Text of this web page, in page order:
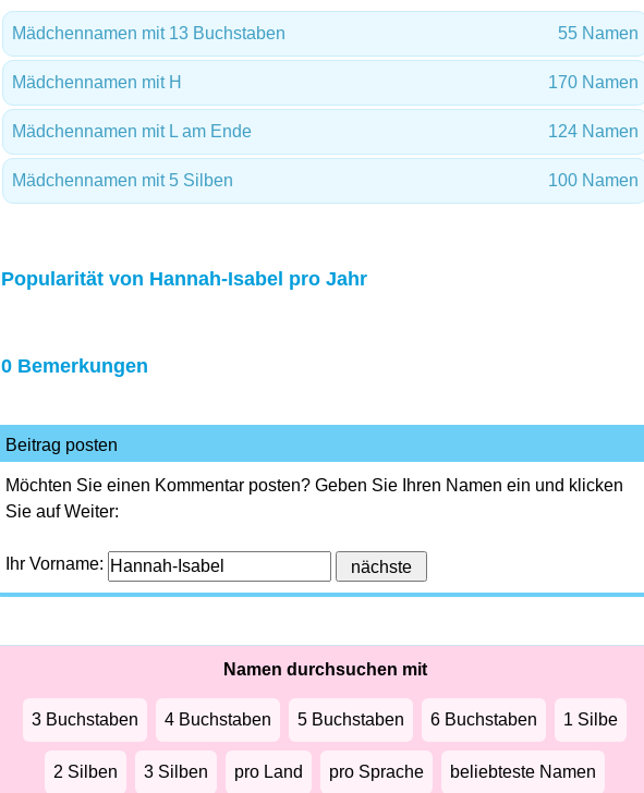
Mädchennamen mit 13 Buchstaben 55 Namen
Mädchennamen mit H 170 Namen
Mädchennamen mit L am Ende 124 Namen
Mädchennamen mit 5 Silben 100 Namen
Popularität von Hannah-Isabel pro Jahr
0 Bemerkungen
Beitrag posten
Möchten Sie einen Kommentar posten? Geben Sie Ihren Namen ein und klicken
Sie auf Weiter:
Ihr Vorname:
Namen durchsuchen mit
3 Buchstaben 4 Buchstaben 5 Buchstaben 6 Buchstaben 1 Silbe
2 Silben 3 Silben pro Land pro Sprache beliebteste Namen